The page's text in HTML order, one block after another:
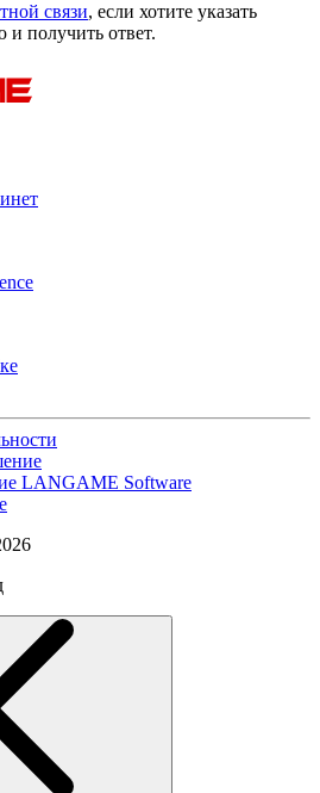
связи, если хотите указать
получить ответ.
LANGAME Software